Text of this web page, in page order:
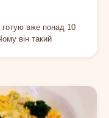
вже понад 10
він такий